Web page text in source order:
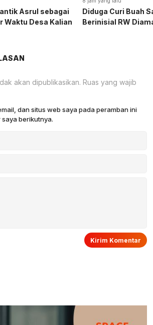
Asrul sebagai
Waktu Desa Kalian
Diduga Curi Buah
Berinisial RW
akan dipublikasikan. Ruas yang wajib
dan situs web saya pada peramban ini
berikutnya.